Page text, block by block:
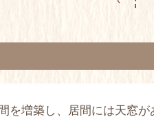
を増築し、居間には天窓が